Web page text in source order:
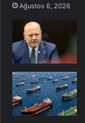
Ağustos 6, 2026